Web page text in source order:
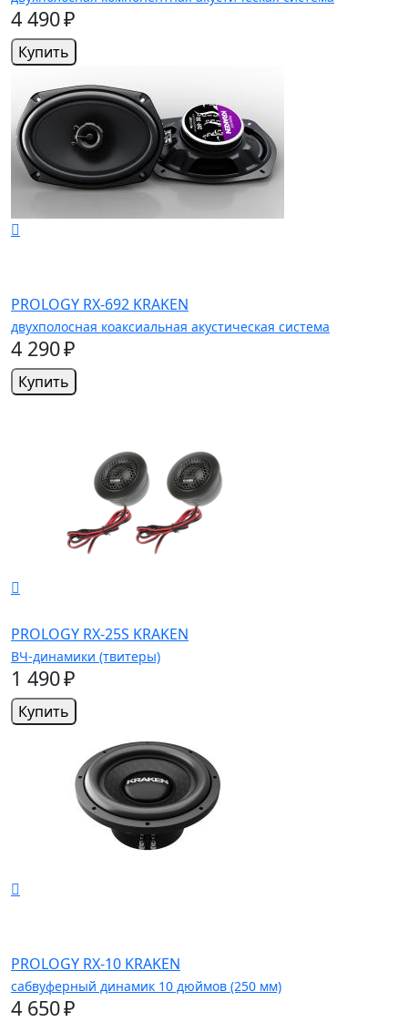
4 490 ₽
Купить
PROLOGY RX-692 KRAKEN
двухполосная коаксиальная акустическая система
4 290 ₽
Купить
PROLOGY RX-25S KRAKEN
ВЧ-динамики (твитеры)
1 490 ₽
Купить
PROLOGY RX-10 KRAKEN
сабвуферный динамик 10 дюймов (250 мм)
4 650 ₽